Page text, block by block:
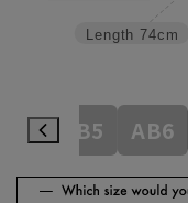
Length 74cm
AB5 AB6